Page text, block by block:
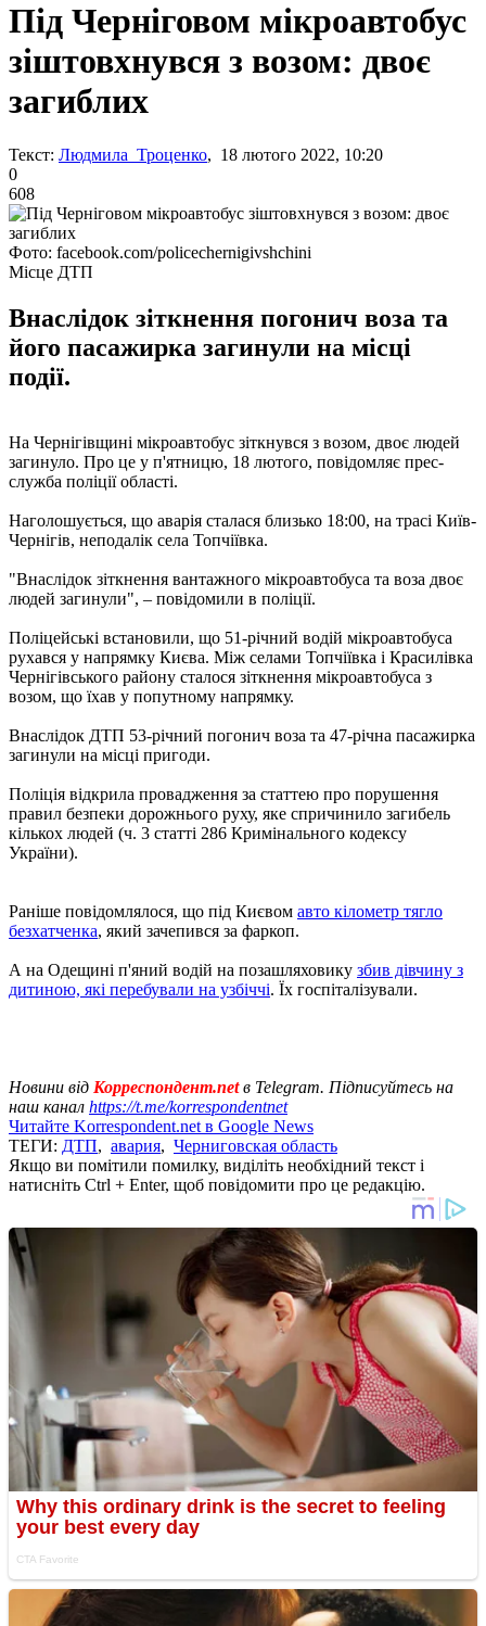
Під Черніговом мікроавтобус
зіштовхнувся з возом: двоє
загиблих
Текст: Людмила Троценко, 18 лютого 2022, 10:20
0
608
Фото: facebook.com/policechernigivshchini
Місце ДТП
Внаслідок зіткнення погонич воза та
його пасажирка загинули на місці
події.
На Чернігівщині мікроавтобус зіткнувся з возом, двоє людей
загинуло. Про це у п'ятницю, 18 лютого, повідомляє прес-
служба поліції області.
Наголошується, що аварія сталася близько 18:00, на трасі Київ-
Чернігів, неподалік села Топчіївка.
"Внаслідок зіткнення вантажного мікроавтобуса та воза двоє
людей загинули", – повідомили в поліції.
Поліцейські встановили, що 51-річний водій мікроавтобуса
рухався у напрямку Києва. Між селами Топчіївка і Красилівка
Чернігівського району сталося зіткнення мікроавтобуса з
возом, що їхав у попутному напрямку.
Внаслідок ДТП 53-річний погонич воза та 47-річна пасажирка
загинули на місці пригоди.
Поліція відкрила провадження за статтею про порушення
правил безпеки дорожнього руху, яке спричинило загибель
кількох людей (ч. 3 статті 286 Кримінального кодексу
України).
Раніше повідомлялося, що під Києвом авто кілометр тягло
безхатченка, який зачепився за фаркоп.
А на Одещині п'яний водій на позашляховику збив дівчину з
дитиною, які перебували на узбіччі. Їх госпіталізували.
Новини від Корреспондент.netв Telegram. Підписуйтесь на
наш канал https://t.me/korrespondentnet
Читайте Korrespondent.net в Google News
ТЕГИ: ДТП, авария, Черниговская область
Якщо ви помітили помилку, виділіть необхідний текст і
натисніть Ctrl + Enter, щоб повідомити про це редакцію.